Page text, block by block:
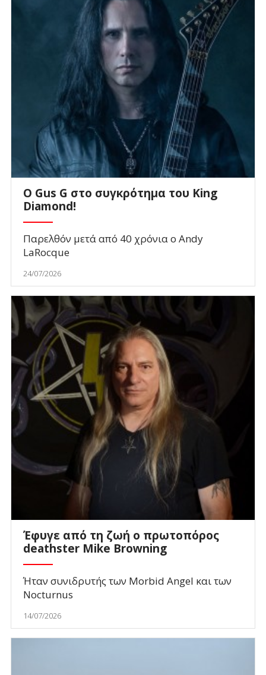
O Gus G στο συγκρότημα του King
Diamond!
Παρελθόν μετά από 40 χρόνια ο Andy
LaRocque
24/07/2026
Έφυγε από τη ζωή ο πρωτοπόρος
deathster Mike Browning
Ήταν συνιδρυτής των Morbid Angel και των
Nocturnus
14/07/2026